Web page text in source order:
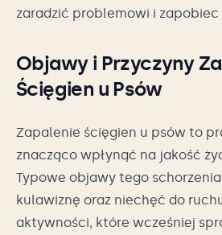
zaradzić problemowi i
Objawy i Przyczyny
Ścięgien u Psów
Zapalenie ścięgien u psów to
znacząco wpłynąć na jakość
Typowe objawy tego
kulawiznę oraz niechęć do
aktywności, które wcześniej